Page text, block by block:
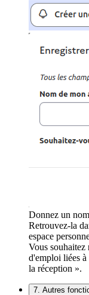
Donnez un
Retrouvez-la
espace
Vous
d'emploi liées
la réception ».
7. Autres